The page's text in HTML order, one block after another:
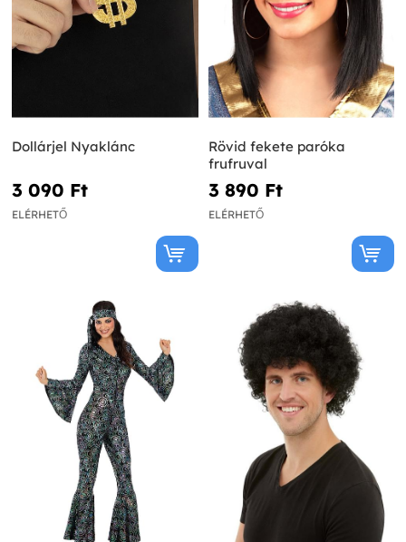
Dollárjel Nyaklánc
3 090 Ft‎
ELÉRHETŐ
Rövid fekete paróka
frufruval
3 890 Ft‎
ELÉRHETŐ